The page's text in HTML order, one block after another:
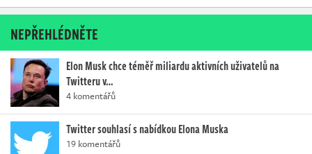
NEPŘEHLÉDNĚTE
Elon Musk chce téměř miliardu aktivních uživatelů na
Twitteru v…
4 komentářů
Twitter souhlasí s nabídkou Elona Muska
19 komentářů